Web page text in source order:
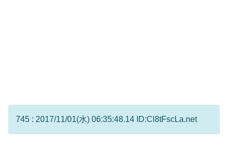
745 : 2017/11/01(水) 06:35:48.14 ID:Cl8tFscLa.net